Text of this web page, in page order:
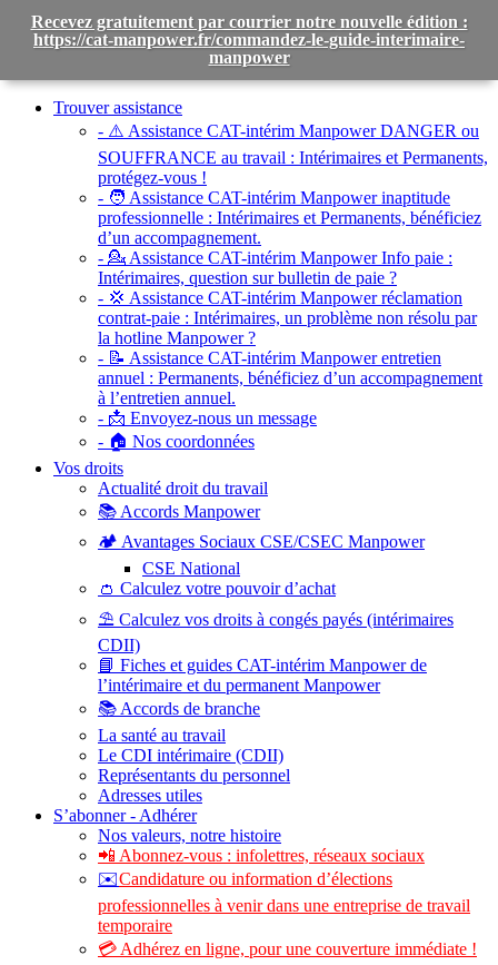
Toggle
navigationTrouver assistance
- ⚠️ Assistance CAT-intérim Manpower DANGER ou
SOUFFRANCE au travail : Intérimaires et Permanents,
protégez-vous !
- 🧑 Assistance CAT-intérim Manpower inaptitude
professionnelle : Intérimaires et Permanents, bénéficiez
d’un accompagnement.
- 💁 Assistance CAT-intérim Manpower Info paie :
Intérimaires, question sur bulletin de paie ?
- 💢 Assistance CAT-intérim Manpower réclamation
contrat-paie : Intérimaires, un problème non résolu par
la hotline Manpower ?
- 📝 Assistance CAT-intérim Manpower entretien
annuel : Permanents, bénéficiez d’un accompagnement
à l’entretien annuel.
- 📩 Envoyez-nous un message
- 🏠 Nos coordonnées
Vos droits
Actualité droit du travail
📚 Accords Manpower
🏕️ Avantages Sociaux CSE/CSEC Manpower
CSE National
👛 Calculez votre pouvoir d’achat
⛱️ Calculez vos droits à congés payés (intérimaires
CDII)
📘 Fiches et guides CAT-intérim Manpower de
l’intérimaire et du permanent Manpower
📚 Accords de branche
La santé au travail
Le CDI intérimaire (CDII)
Représentants du personnel
Adresses utiles
S’abonner - Adhérer
Nos valeurs, notre histoire
📲 Abonnez-vous : infolettres, réseaux sociaux
✉️Candidature ou information d’élections
professionnelles à venir dans une entreprise de travail
temporaire
💳 Adhérez en ligne, pour une couverture immédiate !
Recevez gratuitement par courrier notre nouvelle édition :
https://cat-manpower.fr/commandez-le-guide-interimaire-
manpower